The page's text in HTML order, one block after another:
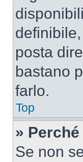
posta
bastano
farlo.
Top
»
Se non